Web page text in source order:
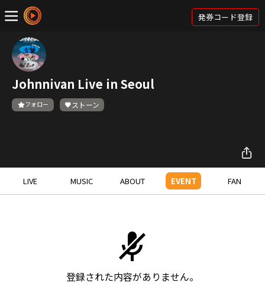
発券コード登録
Johnnivan Live in Seoul
フォロー ストーン
LIVE MUSIC ABOUT EVENT FAN
登録された内容がありません。